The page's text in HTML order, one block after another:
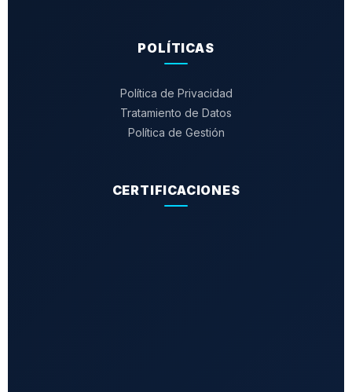
POLÍTICAS
Política de Privacidad
Tratamiento de Datos
Política de Gestión
CERTIFICACIONES